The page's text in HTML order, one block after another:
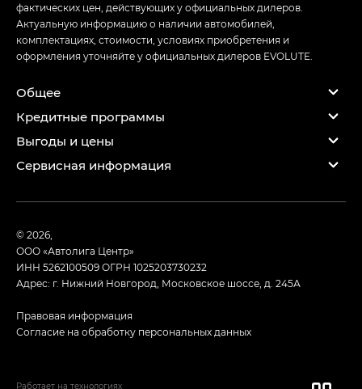
фактических цен, действующих у официальных дилеров.
Актуальную информацию о наличии автомобилей,
комплектациях, стоимости, условиях приобретения и
оформления уточняйте у официальных дилеров EVOLUTE.
Общее
Кредитные программы
Выгоды и цены
Сервисная информация
© 2026,
ООО «Автолига Центр»
ИНН 5262100509ОГРН 1025203730232
Адрес: г. Нижний Новгород, Московское шоссе, д. 245А
Правовая информация
Согласие на обработку персональных данных
Работает на технологиях